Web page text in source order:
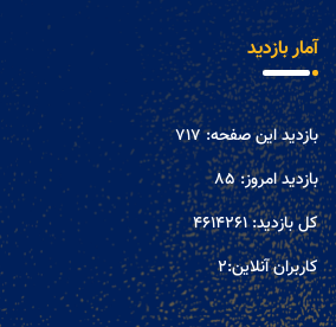
آمار بازدید
بازدید این صفحه:717
بازدید امروز:85
کل بازدید:4614261
کاربران آنلاین:2